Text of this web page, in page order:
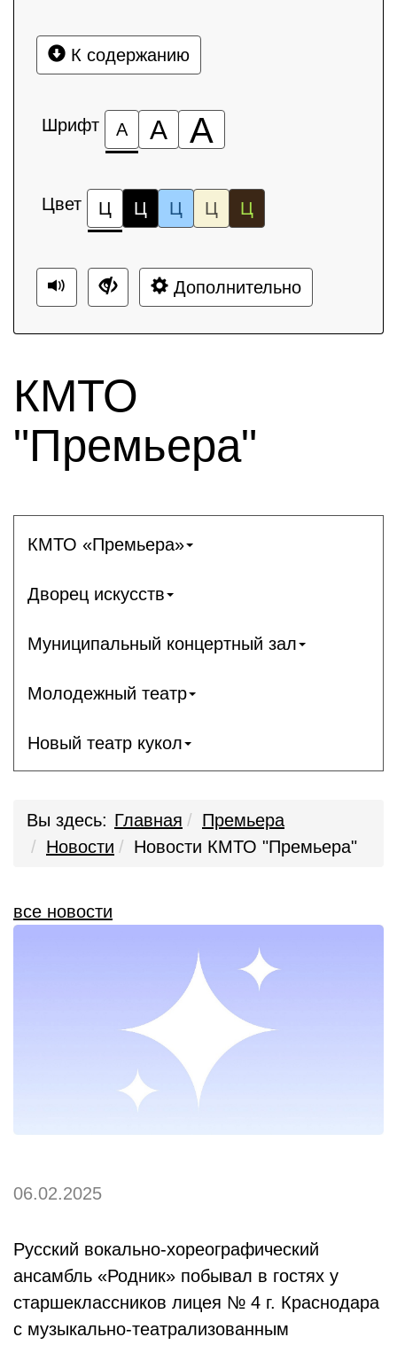
К содержанию
Шрифт А А А
Цвет Ц Ц Ц Ц Ц
Дополнительно
КМТО
"Премьера"
КМТО «Премьера»
Дворец искусств
Муниципальный концертный зал
Молодежный театр
Новый театр кукол
Вы здесь: Главная
Премьера
Новости
Новости КМТО "Премьера"
все новости
06.02.2025
Русский вокально-хореографический
ансамбль «Родник» побывал в гостях у
старшеклассников лицея № 4 г. Краснодара
с музыкально-театрализованным